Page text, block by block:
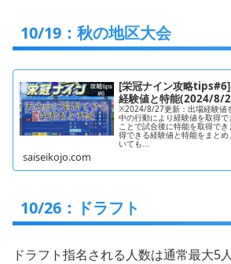
10/19：秋の地区大会
[栄冠ナイン攻略
経験値と特能(2024/8/
※2024/8/27更新：出場経験値
中の行動により経験値を取得
ことで試合後に特能を取得で
得できる経験値と特能をまと
いても...
saiseikojo.com
10/26：ドラフト
ドラフト指名される人数は通常最大5